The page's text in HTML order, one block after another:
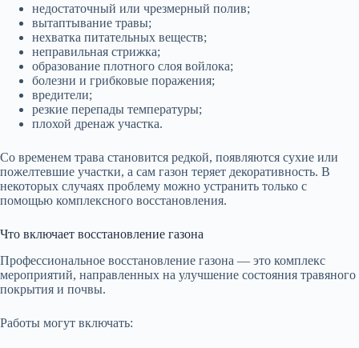
недостаточный или чрезмерный полив;
вытаптывание травы;
нехватка питательных веществ;
неправильная стрижка;
образование плотного слоя войлока;
болезни и грибковые поражения;
вредители;
резкие перепады температуры;
плохой дренаж участка.
Со временем трава становится редкой, появляются сухие или
пожелтевшие участки, а сам газон теряет декоративность. В
некоторых случаях проблему можно устранить только с
помощью комплексного восстановления.
Что включает восстановление газона
Профессиональное восстановление газона — это комплекс
мероприятий, направленных на улучшение состояния травяного
покрытия и почвы.
Работы могут включать: